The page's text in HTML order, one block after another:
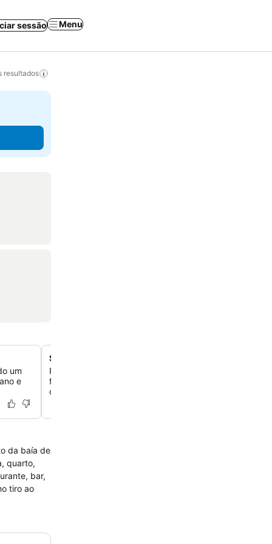
sessão Menu
resultados
um
e
Spa completo com piscina coberta
Relaxe no spa, que oferece massagens, tratamentos
faciais, uma piscina coberta e uma sauna para um
completo.
da baía de
quarto,
bar,
tiro ao